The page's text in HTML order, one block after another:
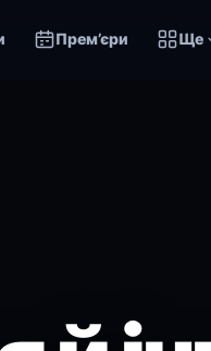
Прем’єри Ще